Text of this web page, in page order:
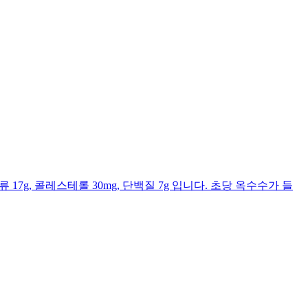
17g, 콜레스테롤 30mg, 단백질 7g 입니다. 초당 옥수수가 들